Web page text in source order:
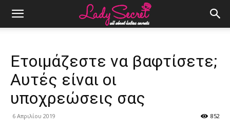
Ετοιμάζεστε να βαφτίσετε;
Αυτές είναι οι
υποχρεώσεις σας
6 Απριλίου 2019 852